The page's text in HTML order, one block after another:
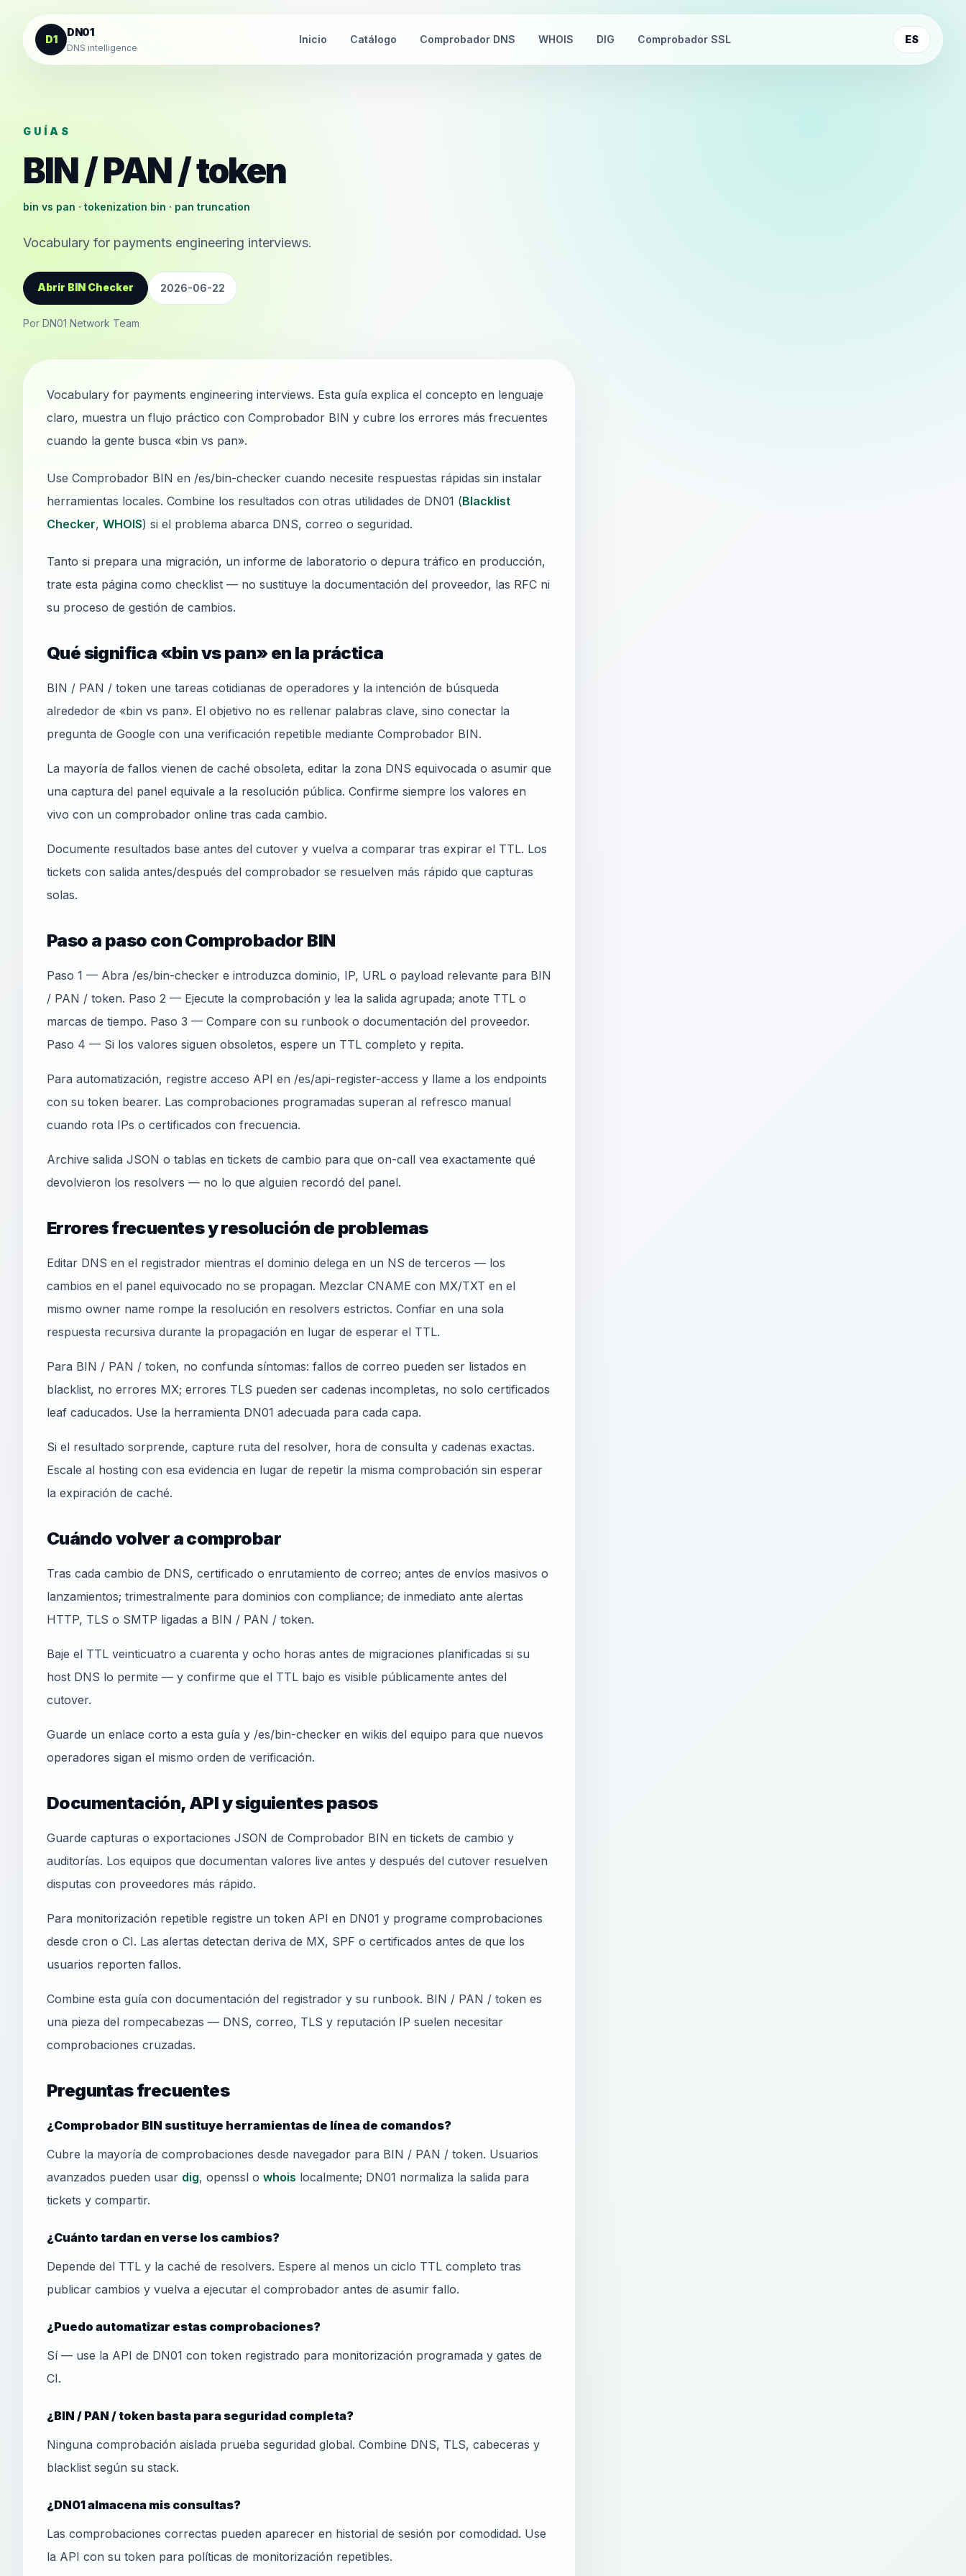
Saltar al contenido
D1
DN01
DNS intelligence
Inicio Catálogo Comprobador DNS WHOIS DIG Comprobador SSL ES
GUÍAS
BIN / PAN / token
bin vs pan · tokenization bin · pan truncation
Vocabulary for payments engineering interviews.
Abrir BIN Checker 2026-06-22
Por DN01 Network Team
Vocabulary for payments engineering interviews. Esta guía explica el concepto en lenguaje
claro, muestra un flujo práctico con Comprobador BIN y cubre los errores más frecuentes
cuando la gente busca «bin vs pan».
Use Comprobador BIN en /es/bin-checker cuando necesite respuestas rápidas sin instalar
herramientas locales. Combine los resultados con otras utilidades de DN01 (Blacklist
Checker, WHOIS) si el problema abarca DNS, correo o seguridad.
Tanto si prepara una migración, un informe de laboratorio o depura tráfico en producción,
trate esta página como checklist — no sustituye la documentación del proveedor, las RFC ni
su proceso de gestión de cambios.
Qué significa «bin vs pan» en la práctica
BIN / PAN / token une tareas cotidianas de operadores y la intención de búsqueda
alrededor de «bin vs pan». El objetivo no es rellenar palabras clave, sino conectar la
pregunta de Google con una verificación repetible mediante Comprobador BIN.
La mayoría de fallos vienen de caché obsoleta, editar la zona DNS equivocada o asumir que
una captura del panel equivale a la resolución pública. Confirme siempre los valores en
vivo con un comprobador online tras cada cambio.
Documente resultados base antes del cutover y vuelva a comparar tras expirar el TTL. Los
tickets con salida antes/después del comprobador se resuelven más rápido que capturas
solas.
Paso a paso con Comprobador BIN
Paso 1 — Abra /es/bin-checker e introduzca dominio, IP, URL o payload relevante para BIN
/ PAN / token. Paso 2 — Ejecute la comprobación y lea la salida agrupada; anote TTL o
marcas de tiempo. Paso 3 — Compare con su runbook o documentación del proveedor.
Paso 4 — Si los valores siguen obsoletos, espere un TTL completo y repita.
Para automatización, registre acceso API en /es/api-register-access y llame a los endpoints
con su token bearer. Las comprobaciones programadas superan al refresco manual
cuando rota IPs o certificados con frecuencia.
Archive salida JSON o tablas en tickets de cambio para que on-call vea exactamente qué
devolvieron los resolvers — no lo que alguien recordó del panel.
Errores frecuentes y resolución de problemas
Editar DNS en el registrador mientras el dominio delega en un NS de terceros — los
cambios en el panel equivocado no se propagan. Mezclar CNAME con MX/TXT en el
mismo owner name rompe la resolución en resolvers estrictos. Confiar en una sola
respuesta recursiva durante la propagación en lugar de esperar el TTL.
Para BIN / PAN / token, no confunda síntomas: fallos de correo pueden ser listados en
blacklist, no errores MX; errores TLS pueden ser cadenas incompletas, no solo certificados
leaf caducados. Use la herramienta DN01 adecuada para cada capa.
Si el resultado sorprende, capture ruta del resolver, hora de consulta y cadenas exactas.
Escale al hosting con esa evidencia en lugar de repetir la misma comprobación sin esperar
la expiración de caché.
Cuándo volver a comprobar
Tras cada cambio de DNS, certificado o enrutamiento de correo; antes de envíos masivos o
lanzamientos; trimestralmente para dominios con compliance; de inmediato ante alertas
HTTP, TLS o SMTP ligadas a BIN / PAN / token.
Baje el TTL veinticuatro a cuarenta y ocho horas antes de migraciones planificadas si su
host DNS lo permite — y confirme que el TTL bajo es visible públicamente antes del
cutover.
Guarde un enlace corto a esta guía y /es/bin-checker en wikis del equipo para que nuevos
operadores sigan el mismo orden de verificación.
Documentación, API y siguientes pasos
Guarde capturas o exportaciones JSON de Comprobador BIN en tickets de cambio y
auditorías. Los equipos que documentan valores live antes y después del cutover resuelven
disputas con proveedores más rápido.
Para monitorización repetible registre un token API en DN01 y programe comprobaciones
desde cron o CI. Las alertas detectan deriva de MX, SPF o certificados antes de que los
usuarios reporten fallos.
Combine esta guía con documentación del registrador y su runbook. BIN / PAN / token es
una pieza del rompecabezas — DNS, correo, TLS y reputación IP suelen necesitar
comprobaciones cruzadas.
Preguntas frecuentes
¿Comprobador BIN sustituye herramientas de línea de comandos?
Cubre la mayoría de comprobaciones desde navegador para BIN / PAN / token. Usuarios
avanzados pueden usar dig, openssl o whois localmente; DN01 normaliza la salida para
tickets y compartir.
¿Cuánto tardan en verse los cambios?
Depende del TTL y la caché de resolvers. Espere al menos un ciclo TTL completo tras
publicar cambios y vuelva a ejecutar el comprobador antes de asumir fallo.
¿Puedo automatizar estas comprobaciones?
Sí — use la API de DN01 con token registrado para monitorización programada y gates de
CI.
¿BIN / PAN / token basta para seguridad completa?
Ninguna comprobación aislada prueba seguridad global. Combine DNS, TLS, cabeceras y
blacklist según su stack.
¿DN01 almacena mis consultas?
Las comprobaciones correctas pueden aparecer en historial de sesión por comodidad. Use
la API con su token para políticas de monitorización repetibles.